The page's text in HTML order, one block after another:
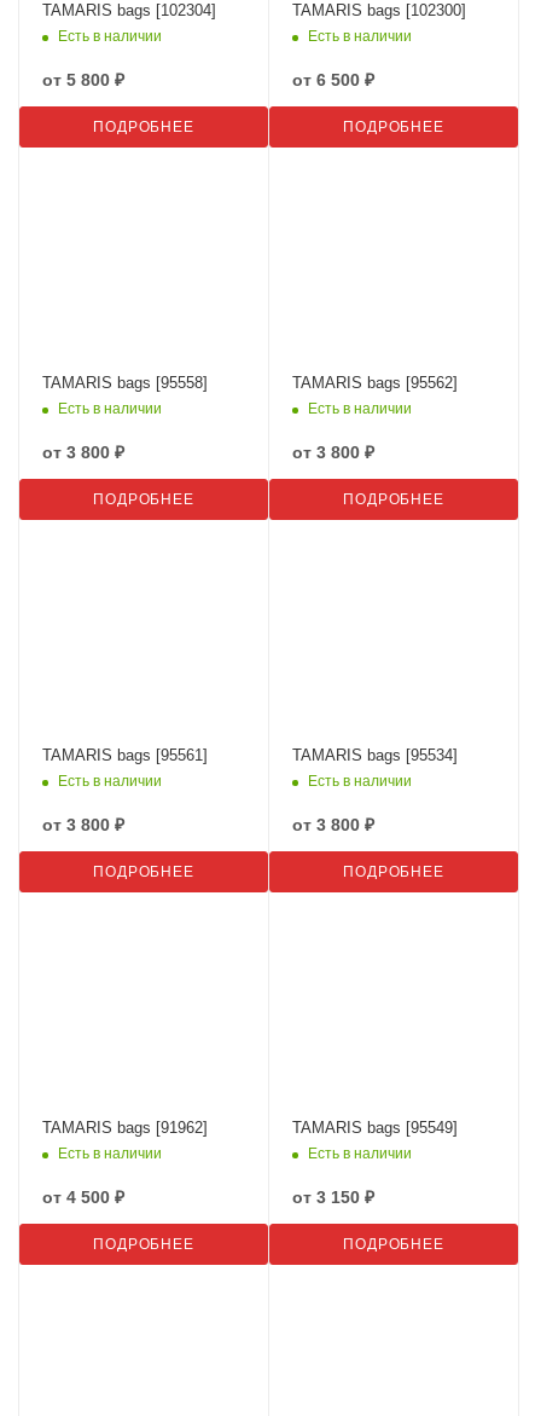
TAMARIS bags [102304]
Есть в наличии
от 5 800 ₽
ПОДРОБНЕЕ
TAMARIS bags [102300]
Есть в наличии
от 6 500 ₽
ПОДРОБНЕЕ
TAMARIS bags [95558]
Есть в наличии
от 3 800 ₽
ПОДРОБНЕЕ
TAMARIS bags [95562]
Есть в наличии
от 3 800 ₽
ПОДРОБНЕЕ
TAMARIS bags [95561]
Есть в наличии
от 3 800 ₽
ПОДРОБНЕЕ
TAMARIS bags [95534]
Есть в наличии
от 3 800 ₽
ПОДРОБНЕЕ
TAMARIS bags [91962]
Есть в наличии
от 4 500 ₽
ПОДРОБНЕЕ
TAMARIS bags [95549]
Есть в наличии
от 3 150 ₽
ПОДРОБНЕЕ